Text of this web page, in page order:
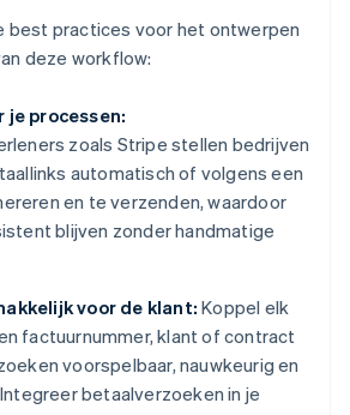
best practices voor het ontwerpen
deze workflow:
processen:
zoals Stripe stellen bedrijven
automatisch of volgens een
en te verzenden, waardoor
blijven zonder handmatige
voor de klant: Koppel elk
factuurnummer, klant of contract
voorspelbaar, nauwkeurig en
betaalverzoeken in je